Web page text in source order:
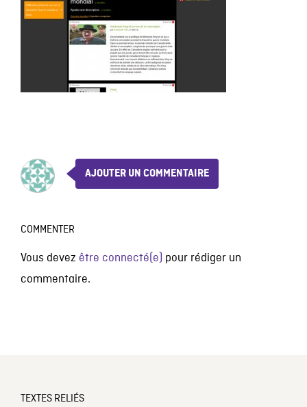
AJOUTER UN COMMENTAIRE
COMMENTER
Vous devez être connecté(e) pour rédiger un
commentaire.
TEXTES RELIÉS